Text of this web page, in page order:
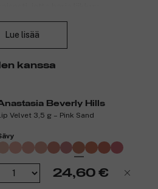
Lue lisää
kanssa
Beverly Hills
Velvet 3,5 g – Pink Sand
24,60 €